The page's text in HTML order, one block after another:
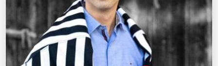
JETZT SUCHEN